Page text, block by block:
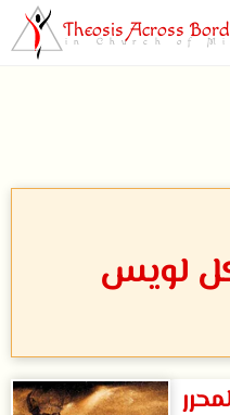
Theosis Across
in Church of
لويس